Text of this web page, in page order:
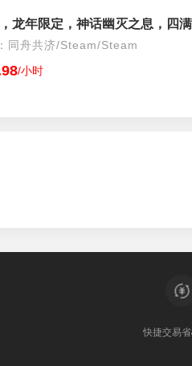
龙年限定，神话幽灭之息，四
同舟共济/Steam/Steam
/小时
快捷交易